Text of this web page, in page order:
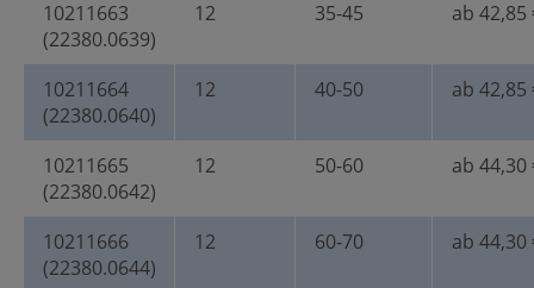
10211663
(22380.0639)
12 35-45 ab 42,85
10211664
(22380.0640)
12 40-50 ab 42,85
10211665
(22380.0642)
12 50-60 ab 44,30
10211666
(22380.0644)
12 60-70 ab 44,30